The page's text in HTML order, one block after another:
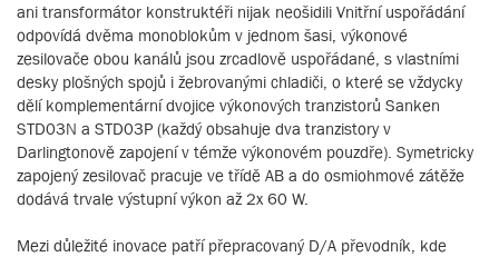
ani transformátor konstruktéři nijak neošidili Vnitřní uspořádání
odpovídá dvěma monoblokům v jednom šasi, výkonové
zesilovače obou kanálů jsou zrcadlově uspořádané, s vlastními
desky plošných spojů i žebrovanými chladiči, o které se vždycky
dělí komplementární dvojice výkonových tranzistorů Sanken
STD03N a STD03P (každý obsahuje dva tranzistory v
Darlingtonově zapojení v témže výkonovém pouzdře). Symetricky
zapojený zesilovač pracuje ve třídě AB a do osmiohmové zátěže
dodává trvale výstupní výkon až 2x 60 W.
Mezi důležité inovace patří přepracovaný D/A převodník, kde